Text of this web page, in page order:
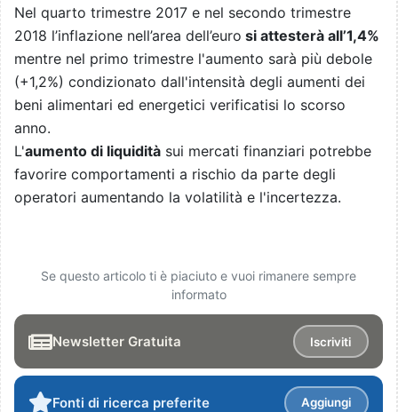
Nel quarto trimestre 2017 e nel secondo trimestre
2018 l’inflazione nell’area dell’euro si attesterà all’1,4%
mentre nel primo trimestre l'aumento sarà più debole
(+1,2%) condizionato dall'intensità degli aumenti dei
beni alimentari ed energetici verificatisi lo scorso
anno.
L'aumento di liquidità sui mercati finanziari potrebbe
favorire comportamenti a rischio da parte degli
operatori aumentando la volatilità e l'incertezza.
Se questo articolo ti è piaciuto e vuoi rimanere sempre
informato
Newsletter Gratuita Iscriviti
Fonti di ricerca preferite Aggiungi